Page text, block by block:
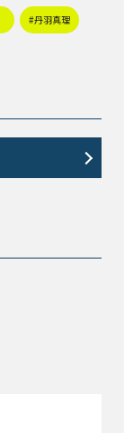
#丹羽真理